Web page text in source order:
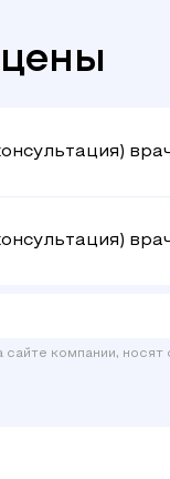
компании,